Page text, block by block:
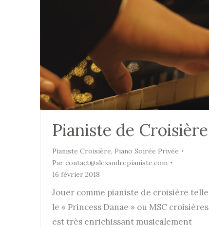
Pianiste de Croisière
Pianiste Croisière, Piano Soirée Privée
Par contact@alexandrepianiste.com
16 février 2018
Jouer comme pianiste de croisière telle
le « Princess Danae » ou MSC croisières
est très enrichissant musicalement